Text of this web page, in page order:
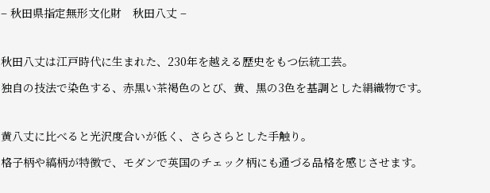
– 秋田県指定無形文化財 秋田八丈 –
秋田八丈は江戸時代に生まれた、230年を越える歴史をもつ伝統工芸。
独自の技法で染色する、赤黒い茶褐色のとび、黄、黒の3色を基調とした絹織物です。
黄八丈に比べると光沢度合いが低く、さらさらとした手触り。
格子柄や縞柄が特徴で、モダンで英国のチェック柄にも通づる品格を感じさせます。